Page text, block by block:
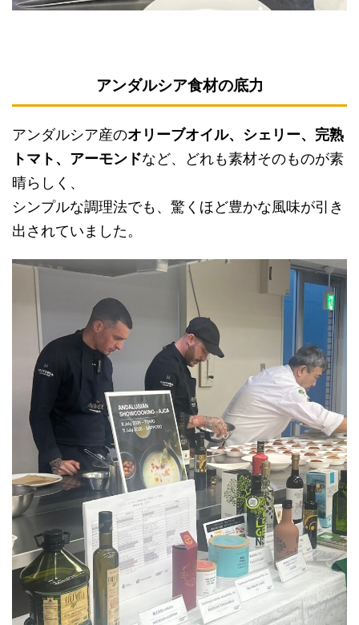
アンダルシア食材の底力
アンダルシア産のオリーブオイル、シェリー、完熟
トマト、アーモンドなど、どれも素材そのものが素
晴らしく、
シンプルな調理法でも、驚くほど豊かな風味が引き
出されていました。